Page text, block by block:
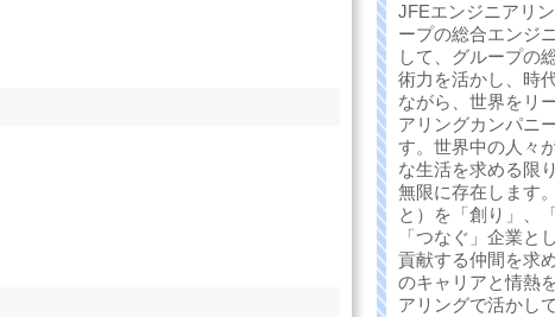
JFEエンジニアリ
ープの総合エンジ
して、グループの
術力を活かし、時
ながら、世界をリ
アリングカンパニ
す。世界中の人々
な生活を求める限
無限に存在します
と）を「創り」、
「つなぐ」企業と
貢献する仲間を求
のキャリアと情熱
アリングで活かし